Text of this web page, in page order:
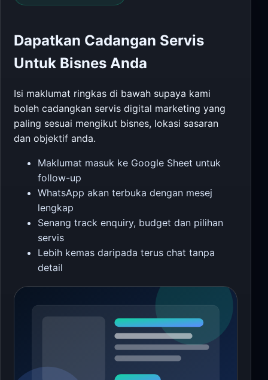
Dapatkan Cadangan Servis
Untuk Bisnes Anda
Isi maklumat ringkas di bawah supaya kami
boleh cadangkan servis digital marketing yang
paling sesuai mengikut bisnes, lokasi sasaran
dan objektif anda.
Maklumat masuk ke Google Sheet untuk
follow-up
WhatsApp akan terbuka dengan mesej
lengkap
Senang track enquiry, budget dan pilihan
servis
Lebih kemas daripada terus chat tanpa
detail